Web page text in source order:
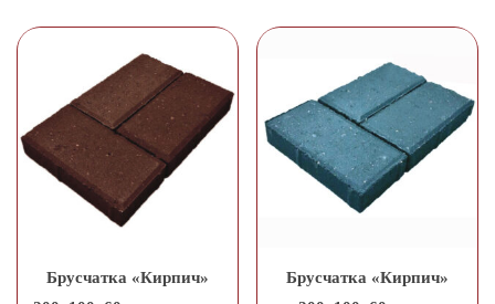
Брусчатка «Кирпич»
Брусчатка «Кирпич»